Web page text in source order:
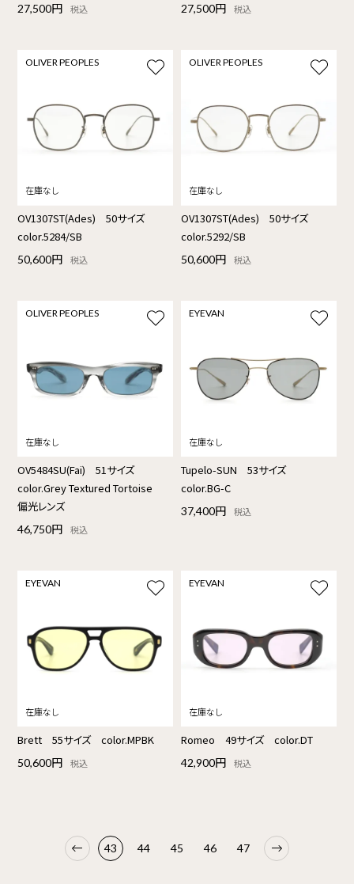
27,500円 税込 27,500円 税込
OLIVER PEOPLES
OV1307ST(Ades) 50サイズ
color.5284/SB
50,600円 税込
OLIVER PEOPLES
OV1307ST(Ades) 50サイズ
color.5292/SB
50,600円 税込
OLIVER PEOPLES
OV5484SU(Fai) 51サイズ
color.Grey Textured Tortoise
偏光レンズ
46,750円 税込
EYEVAN
Tupelo-SUN 53サイズ
color.BG-C
37,400円 税込
EYEVAN
Brett 55サイズ color.MPBK
50,600円 税込
EYEVAN
Romeo 49サイズ color.DT
42,900円 税込
43 44 45 46 47